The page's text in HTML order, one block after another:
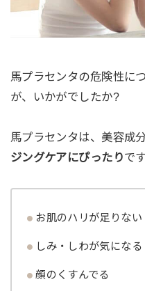
馬プラセンタの危険性に
が、いかがでしたか?
馬プラセンタは、美容成
ジングケアにぴったりです
お肌のハリが足りない
しみ・しわが気になる
顔のくすんでる